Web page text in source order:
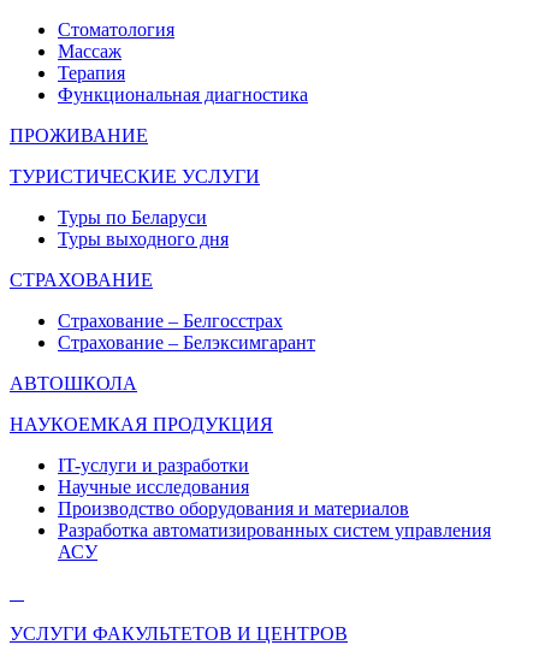
Стоматология
Массаж
Терапия
Функциональная диагностика
ПРОЖИВАНИЕ
ТУРИСТИЧЕСКИЕ УСЛУГИ
Туры по Беларуси
Туры выходного дня
СТРАХОВАНИЕ
Страхование – Белгосстрах
Страхование – Белэксимгарант
АВТОШКОЛА
НАУКОЕМКАЯ ПРОДУКЦИЯ
IT-услуги и разработки
Научные исследования
Производство оборудования и материалов
Разработка автоматизированных систем управления
АСУ
УСЛУГИ ФАКУЛЬТЕТОВ И ЦЕНТРОВ